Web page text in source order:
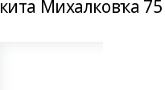
Михалковҡа